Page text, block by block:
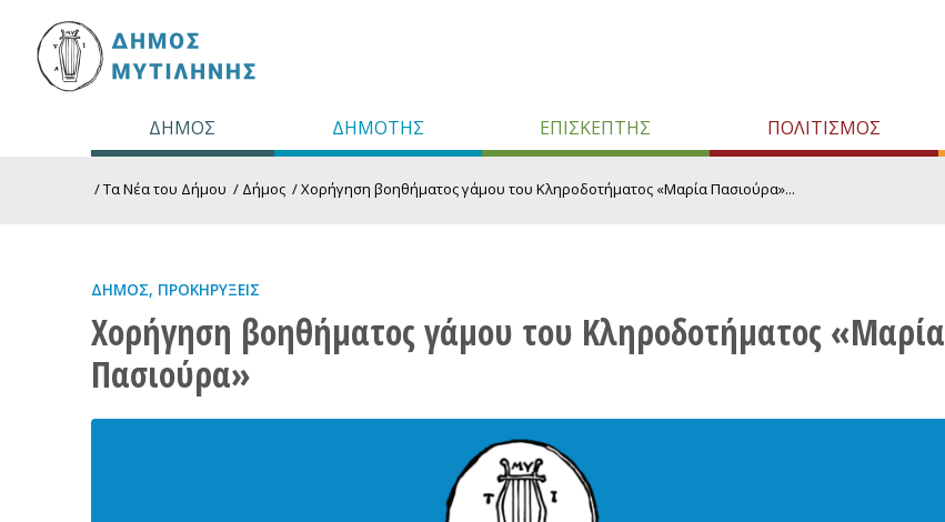
ΔΗΜΟΣ ΔΗΜΟΤΗΣ ΕΠΙΣΚΕΠΤΗΣ ΠΟΛΙΤΙΣΜΟΣ
/Τα Νέα του Δήμου / Δήμος /Χορήγηση βοηθήματος γάμου του Κληροδοτήματος «Μαρία Πασιούρα»...
ΔΉΜΟΣ, ΠΡΟΚΗΡΎΞΕΙΣ
Χορήγηση βοηθήματος γάμου του Κληροδοτήματος «Μαρία
Πασιούρα»